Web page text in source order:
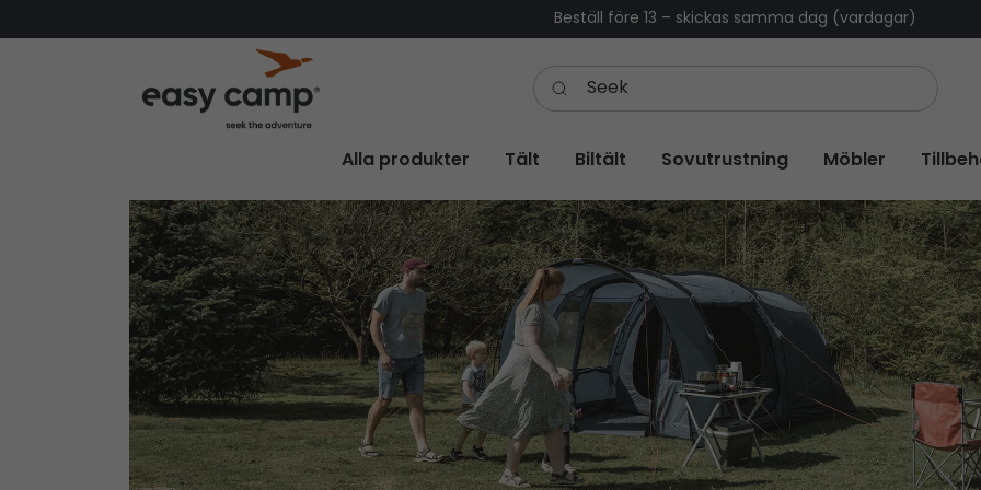
Beställ före 13 – skickas samma dag (vardagar)
Alla produkter Tält Biltält Sovutrustning Möbler